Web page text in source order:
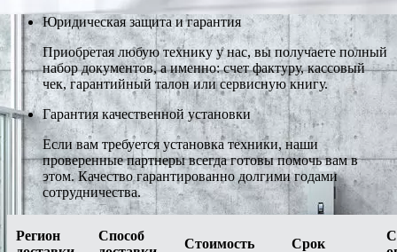
Юридическая защита и гарантия
Приобретая любую технику у нас, вы получаете полный
набор документов, а именно: счет фактуру, кассовый
чек, гарантийный талон или сервисную книгу.
Гарантия качественной установки
Если вам требуется установка техники, наши
проверенные партнеры всегда готовы помочь вам в
этом. Качество гарантированно долгими годами
сотрудничества.
Регион
Способ
Стоимость Срок